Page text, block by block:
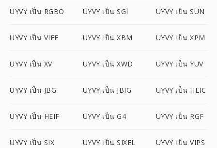
UYVY เป็น RGBO UYVY เป็น SGI UYVY เป็น SUN
UYVY เป็น VIFF UYVY เป็น XBM UYVY เป็น XPM
UYVY เป็น XV UYVY เป็น XWD UYVY เป็น YUV
UYVY เป็น JBG UYVY เป็น JBIG UYVY เป็น HEIC
UYVY เป็น HEIF UYVY เป็น G4 UYVY เป็น RGF
UYVY เป็น SIX UYVY เป็น SIXEL UYVY เป็น VIPS